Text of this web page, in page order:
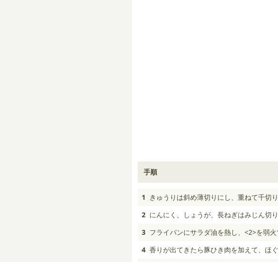
手順
1
きゅうりは斜め薄切りにし、重ねて千切り
2 にんにく、しょうが、長ねぎはみじん切り
3 フライパンにサラダ油を熱し、<2>を弱火
4 香りが出てきたら豚ひき肉を加えて、ほ